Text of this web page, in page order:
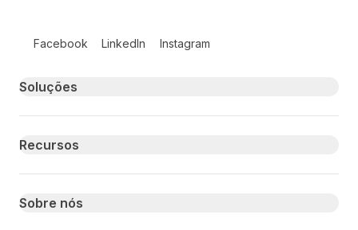
Facebook LinkedIn Instagram
Primary footer navigation
Soluções
Recursos
Sobre nós